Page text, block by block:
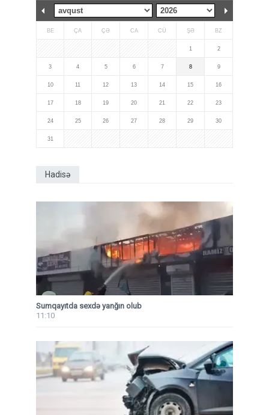
BE ÇA ÇƏ CA CÜ ŞƏ BZ
1 2
3 4 5 6 7 8 9
10 11 12 13 14 15 16
17 18 19 20 21 22 23
24 25 26 27 28 29 30
31
Hadisə
Sumqayıtda sexdə yanğın olub
11:10